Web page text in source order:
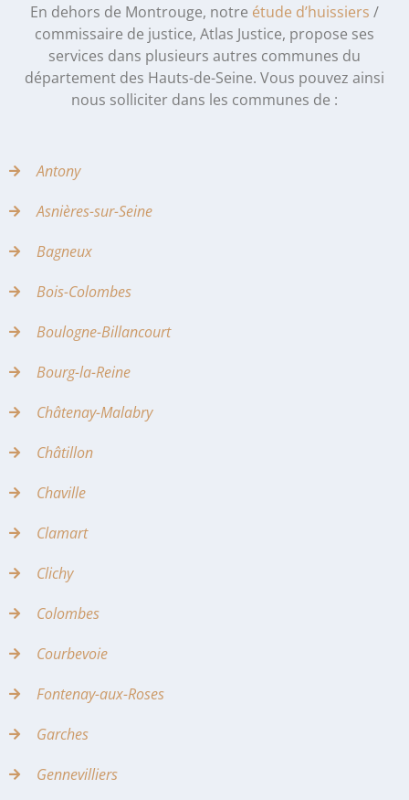
En dehors de Montrouge, notre étude d’huissiers /
commissaire de justice, Atlas Justice, propose ses
services dans plusieurs autres communes du
département des Hauts-de-Seine. Vous pouvez ainsi
nous solliciter dans les communes de :
Antony
Asnières-sur-Seine
Bagneux
Bois-Colombes
Boulogne-Billancourt
Bourg-la-Reine
Châtenay-Malabry
Châtillon
Chaville
Clamart
Clichy
Colombes
Courbevoie
Fontenay-aux-Roses
Garches
Gennevilliers